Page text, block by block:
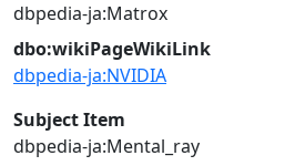
dbpedia-ja:Matrox
dbo:wikiPageWikiLink
dbpedia-ja:NVIDIA
Subject Item
dbpedia-ja:Mental_ray